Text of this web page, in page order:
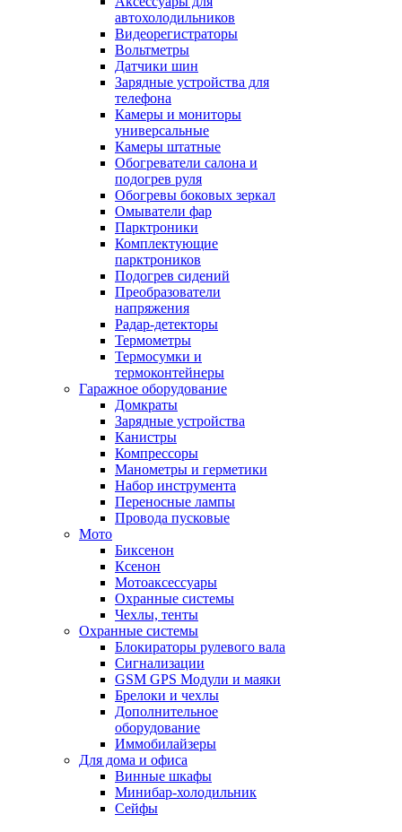
автохолодильников
Видеорегистраторы
Вольтметры
Датчики шин
Зарядные устройства для
телефона
Камеры и мониторы
универсальные
Камеры штатные
Обогреватели салона и
подогрев руля
Обогревы боковых зеркал
Омыватели фар
Парктроники
Комплектующие
парктроников
Подогрев сидений
Преобразователи
напряжения
Радар-детекторы
Термометры
Термосумки и
термоконтейнеры
Гаражное оборудование
Домкраты
Зарядные устройства
Канистры
Компрессоры
Манометры и герметики
Набор инструмента
Переносные лампы
Провода пусковые
Мото
Биксенон
Ксенон
Мотоаксессуары
Охранные системы
Чехлы, тенты
Охранные системы
Блокираторы рулевого вала
Сигнализации
GSM GPS Модули и маяки
Брелоки и чехлы
Дополнительное
оборудование
Иммобилайзеры
Для дома и офиса
Винные шкафы
Минибар-холодильник
Сейфы